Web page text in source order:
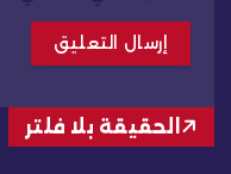
الحقيقة بلا فلتر